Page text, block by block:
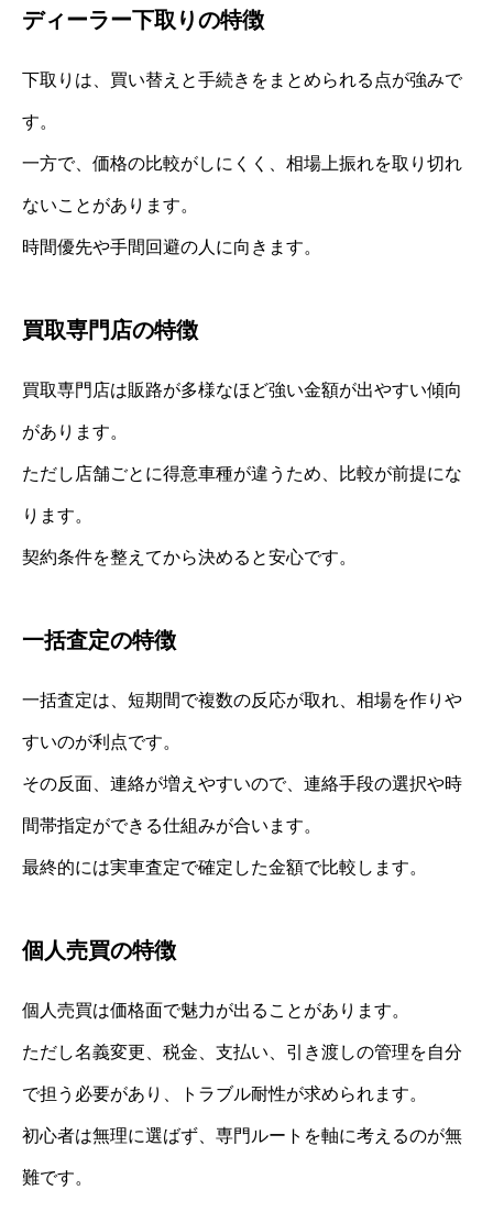
ディーラー下取りの特徴
下取りは、買い替えと手続きをまとめられる点が強みで
す。
一方で、価格の比較がしにくく、相場上振れを取り切れ
ないことがあります。
時間優先や手間回避の人に向きます。
買取専門店の特徴
買取専門店は販路が多様なほど強い金額が出やすい傾向
があります。
ただし店舗ごとに得意車種が違うため、比較が前提にな
ります。
契約条件を整えてから決めると安心です。
一括査定の特徴
一括査定は、短期間で複数の反応が取れ、相場を作りや
すいのが利点です。
その反面、連絡が増えやすいので、連絡手段の選択や時
間帯指定ができる仕組みが合います。
最終的には実車査定で確定した金額で比較します。
個人売買の特徴
個人売買は価格面で魅力が出ることがあります。
ただし名義変更、税金、支払い、引き渡しの管理を自分
で担う必要があり、トラブル耐性が求められます。
初心者は無理に選ばず、専門ルートを軸に考えるのが無
難です。